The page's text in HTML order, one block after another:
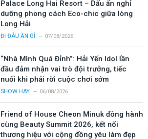
Palace Long Hai Resort – Dấu ấn nghỉ
dưỡng phong cách Eco-chic giữa lòng
Long Hải
ĐI ĐÂU ĂN GÌ 07/08/2026
“Nhà Mình Quá Đỉnh”: Hải Yến Idol lần
đầu đảm nhận vai trò đội trưởng, tiếc
nuối khi phải rời cuộc chơi sớm
SHOW HAY 06/08/2026
Friend of House Cheon Minuk đồng hành
cùng Beauty Summit 2026, kết nối
thương hiệu với cộng đồng yêu làm đẹp